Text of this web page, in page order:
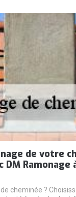
de votre
DM Ramonage
cheminée ?